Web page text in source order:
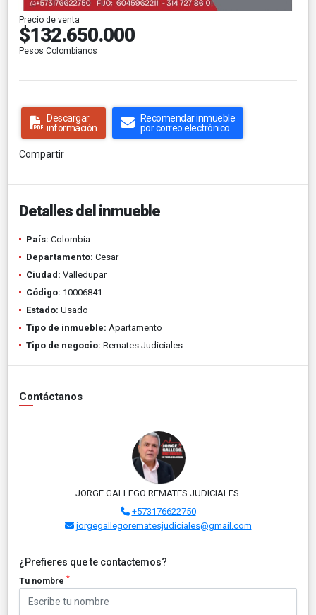
Precio de venta
$132.650.000
Pesos Colombianos
Descargar
información
Recomendar inmueble
por correo electrónico
Compartir
Detalles del inmueble
País: Colombia
Departamento: Cesar
Ciudad: Valledupar
Código: 10006841
Estado: Usado
Tipo de inmueble: Apartamento
Tipo de negocio: Remates Judiciales
Contáctanos
JORGE GALLEGO REMATES JUDICIALES.
+573176622750
jorgegallegorematesjudiciales@gmail.com
¿Prefieres que te contactemos?
Tu nombre *